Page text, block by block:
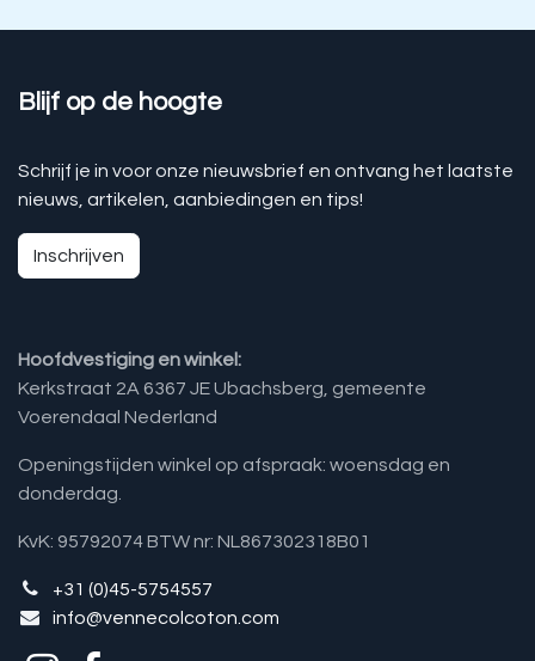
Blijf op de hoogte
Schrijf je in voor onze nieuwsbrief en ontvang het laatste
nieuws, artikelen, aanbiedingen en tips!
Inschrijven
Hoofdvestiging en winkel:
Kerkstraat 2A 6367 JE Ubachsberg, gemeente
Voerendaal Nederland
Openingstijden winkel op afspraak: woensdag en
donderdag.
KvK: 95792074 BTW nr: NL867302318B01
+31 (0)45-5754557
info@vennecolcoton.com